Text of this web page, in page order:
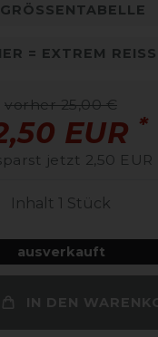
GRÖSSENTABELLE
= EXTREM
vorher 25,00 €
EUR *
jetzt 2,50 EUR
Inhalt 1 Stück
ausverkauft
IN DEN